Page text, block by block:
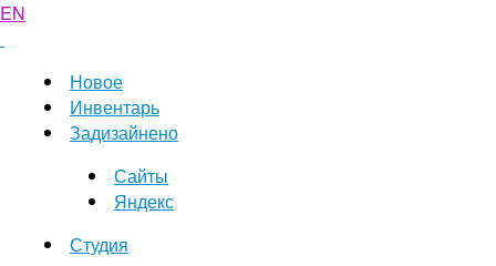
EN
Новое
Инвентарь
Задизайнено
Сайты
Яндекс
Студия